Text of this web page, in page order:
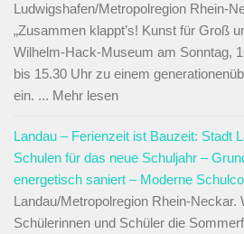
Ludwigshafen/Metropolregion Rhein-
„Zusammen klappt’s! Kunst für Groß
Wilhelm-Hack-Museum am Sonntag,
bis 15.30 Uhr zu einem
ein. ... Mehr lesen
Landau – Ferienzeit ist Bauzeit: Stadt
Schulen für das neue Schuljahr –
energetisch saniert – Moderne
Landau/Metropolregion Rhein-Neckar.
Schülerinnen und Schüler die